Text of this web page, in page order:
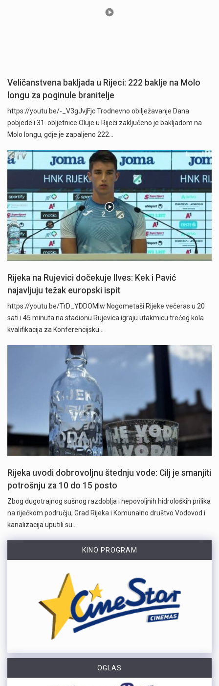
Veličanstvena bakljada u Rijeci: 222 baklje na Molo
longu za poginule branitelje
https://youtu.be/-_V3gJvjFjc Trodnevno obilježavanje Dana
pobjede i 31. obljetnice Oluje u Rijeci zaključeno je bakljadom na
Molo longu, gdje je zapaljeno 222…
Rijeka na Rujevici dočekuje Ilves: Kek i Pavić
najavljuju težak europski ispit
https://youtu.be/TrD_YDDOMIw Nogometaši Rijeke večeras u 20
sati i 45 minuta na stadionu Rujevica igraju utakmicu trećeg kola
kvalifikacija za Konferencijsku…
Rijeka uvodi dobrovoljnu štednju vode: Cilj je smanjiti
potrošnju za 10 do 15 posto
Zbog dugotrajnog sušnog razdoblja i nepovoljnih hidroloških prilika
na riječkom području, Grad Rijeka i Komunalno društvo Vodovod i
kanalizacija uputili su…
KINO PROGRAM
OGLAS